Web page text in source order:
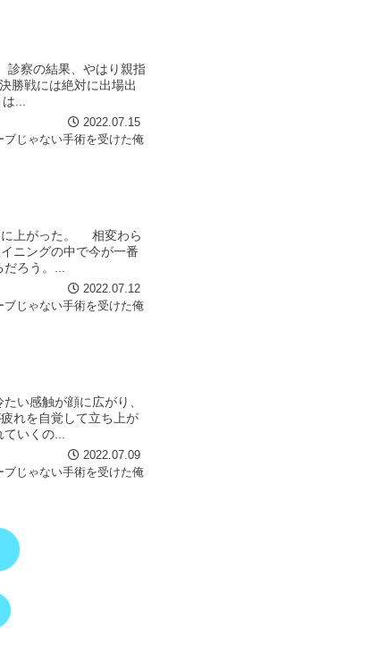
察の結果、やはり親指
勝戦には絶対に出場出
...
2022.07.15
ブじゃない手術を受けた俺
に上がった。 相変わら
ニングの中で今が一番
ろう。...
2022.07.12
ブじゃない手術を受けた俺
い感触が顔に広がり、
れを自覚して立ち上が
いくの...
2022.07.09
ブじゃない手術を受けた俺